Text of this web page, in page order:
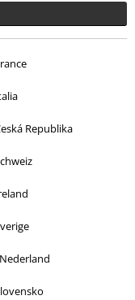
Republika